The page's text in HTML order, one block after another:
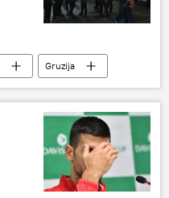
Gruzija